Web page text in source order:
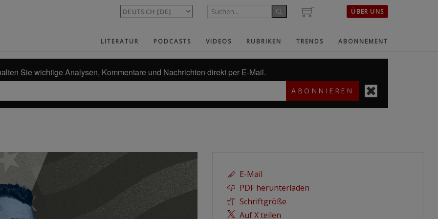
ÜBER UNS
LITERATUR PODCASTS VIDEOS RUBRIKEN TRENDS ABONNEMENT
Sie wichtige Analysen, Kommentare und Nachrichten direkt per E-Mail.
ABONNIEREN
E-Mail
PDF herunterladen
Schriftgröße
Auf X teilen